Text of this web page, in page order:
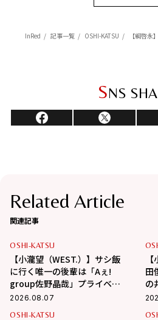
InRed 記事一覧 OSHI-KATSU 【綱啓永】仲がいい
SNS
Related Article
関連記事
OSHI-KATSU
【小瀧望（WEST.）】サシ飯
に行く唯一の後輩は「Aぇ!
group佐野晶哉」プライベー
トな交友録を告白
2026.08.07
田
の
演
OSHI-KATSU